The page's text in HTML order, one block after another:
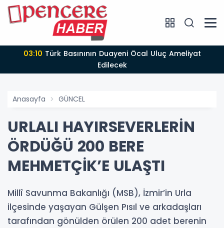
03:10
Edilecek
Anasayfa GÜNCEL
URLALI HAYIRSEVERLERİN
ÖRDÜĞÜ 200 BERE
MEHMETÇİK’E ULAŞTI
Millî Savunma Bakanlığı (MSB), İzmir’in Urla
ilçesinde yaşayan Gülşen Pısıl ve arkadaşları
tarafından gönülden örülen 200 adet berenin